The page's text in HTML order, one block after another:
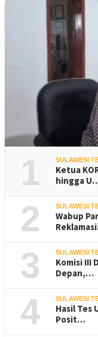
1 SULAWESI
Ketua
hingga
2 SULAWESI
Wabup
3 SULAWESI
Komisi III
Depan,…
4 SULAWESI
Hasil Tes
Posit…